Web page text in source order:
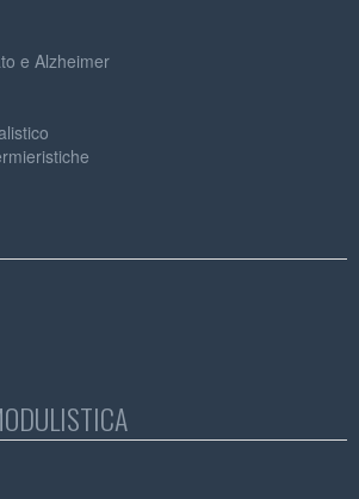
e Alzheimer